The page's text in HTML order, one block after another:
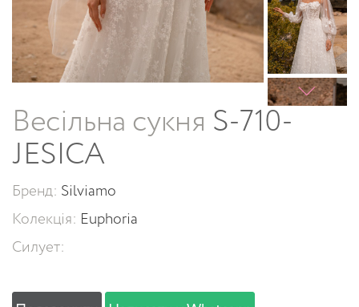
Весільна сукня S-710-
JESICA
Бренд: Silviamo
Колекція: Euphoria
Силует: